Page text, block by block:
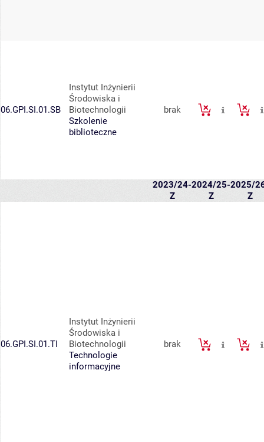
06.GPI.SI.01.SB
Instytut Inżynierii
Środowiska i
Biotechnologii
Szkolenie
biblioteczne
brak
2023/24-
Z
2024/25-
Z
2025/
Z
06.GPI.SI.01.TI
Instytut Inżynierii
Środowiska i
Biotechnologii
Technologie
informacyjne
brak